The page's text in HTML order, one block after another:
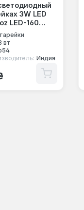
3W LED
LED-160
вт
Индия